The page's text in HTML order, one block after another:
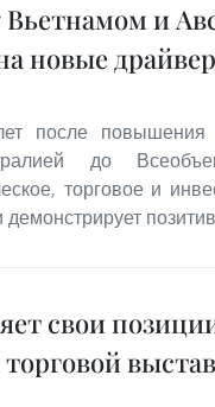
и
новые
после
до
торговое и
свои